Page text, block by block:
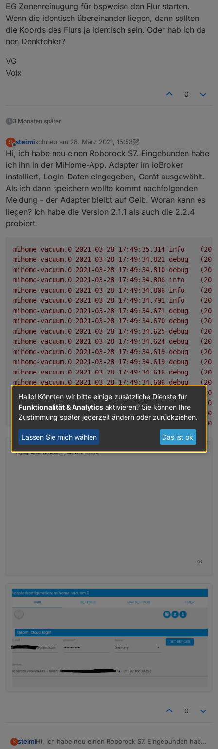
EG Zonenreinugung für bspweise den Flur starten.
Wenn die identisch übereinander liegen, dann sollten
die Koords des Flurs ja identisch sein. Oder hab ich da
nen Denkfehler?
VG
Volx
0
3 Monaten später
S
Offline
steimischrieb am 28. März 2021, 15:53
zuletzt editiert von steimi
Hi, ich habe neu einen Roborock S7. Eingebunden habe
ich ihn in der MiHome-App. Adapter im ioBroker
installiert, Login-Daten eingegeben, Gerät ausgewählt.
Als ich dann speichern wollte kommt nachfolgenden
Meldung - der Adapter bleibt auf Gelb. Woran kann es
liegen? Ich habe die Version 2.1.1 als auch die 2.2.4
probiert.
mihome-vacuum.0 info
mihome-vacuum.0
debug
mihome-vacuum.0
debug
mihome-vacuum.0
info
mihome-vacuum.0
info
mihome-vacuum.0
info
mihome-vacuum.0
debug
mihome-vacuum.0
debug
mihome-vacuum.0
debug
mihome-vacuum.0
debug
mihome-vacuum.0
debug
mihome-vacuum.0
debug
mihome-vacuum.0
debug
mihome-vacuum.0
debug
mihome-vacuum.0
debug
mihome-vacuum.0
debug
mihome-vacuum.0
2021-03-28 17:49:34.604 debug
mihome-vacuum.0
0
S steimiHi, ich habe neu einen Roborock S7. Eingebunden habe
Hallo! Könnten wir bitte einige zusätzliche Dienste für
Funktionalität & Analytics aktivieren? Sie können Ihre
Zustimmung später jederzeit ändern oder zurückziehen.
Lassen Sie mich wählen Das ist ok